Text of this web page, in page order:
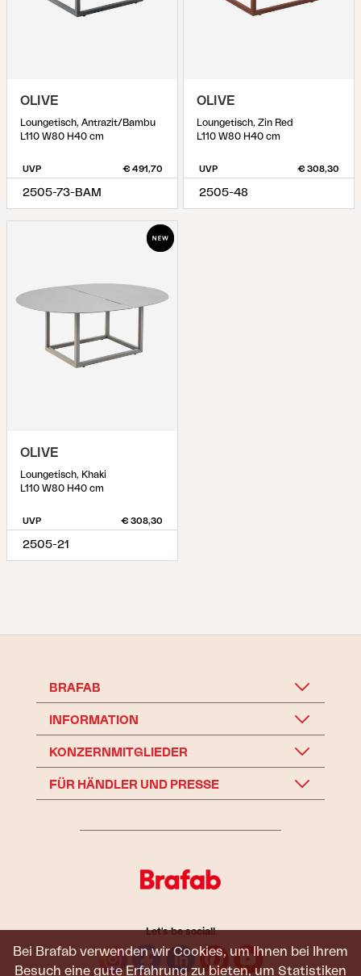
Bei Brafab verwenden wir Cookies, um Ihnen bei Ihrem
Besuch eine gute Erfahrung zu bieten, um Statistiken
OLIVE
Loungetisch, Antrazit/Bambu
L110 W80 H40 cm
UVP € 491,70
2505-73-BAM
OLIVE
Loungetisch, Zin Red
L110 W80 H40 cm
UVP € 308,30
2505-48
OLIVE
Loungetisch, Khaki
L110 W80 H40 cm
UVP € 308,30
2505-21
BRAFAB
INFORMATION
KONZERNMITGLIEDER
FÜR HÄNDLER UND PRESSE
Let's be social!